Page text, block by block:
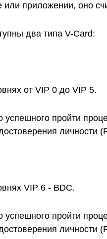
или приложении, оно
два типа V-Card:
от VIP 0 до VIP 5.
пройти
VIP 6 - BDC.
пройти